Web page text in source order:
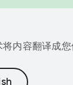
内容翻译成